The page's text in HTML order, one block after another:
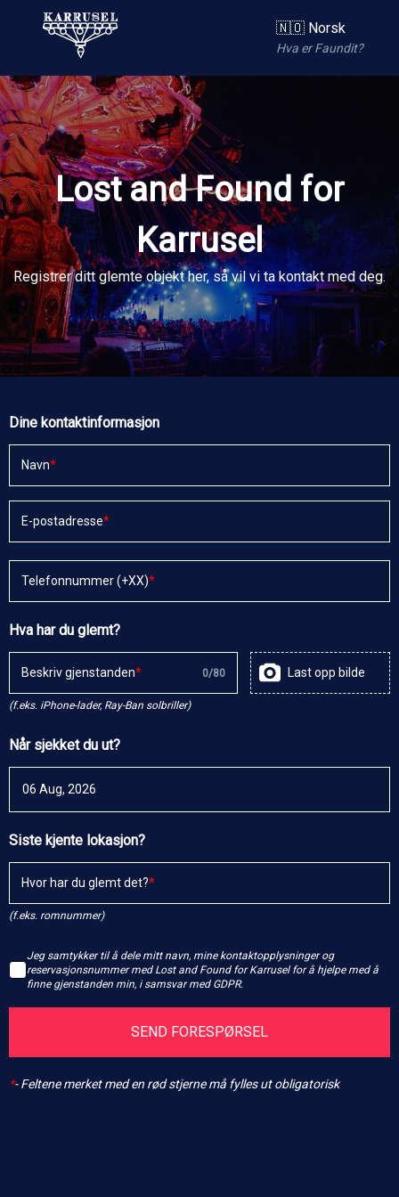
🇳🇴 Norsk
Hva er Faundit?
Lost and Found for
Karrusel
Registrer ditt glemte objekt her, så vil vi ta kontakt med deg.
Dine kontaktinformasjon
Navn
E-postadresse
Telefonnummer (+XX)
Hva har du glemt?
Beskriv gjenstanden 0/80 Last opp bilde
(f.eks. iPhone-lader, Ray-Ban solbriller)
Når sjekket du ut?
Siste kjente lokasjon?
Hvor har du glemt det?
(f.eks. romnummer)
Jeg samtykker til å dele mitt navn, mine kontaktopplysninger og
reservasjonsnummer med Lost and Found for Karrusel for å hjelpe med å
finne gjenstanden min, i samsvar med GDPR.
SEND FORESPØRSEL
*-Feltene merket med en rød stjerne må fylles ut obligatorisk